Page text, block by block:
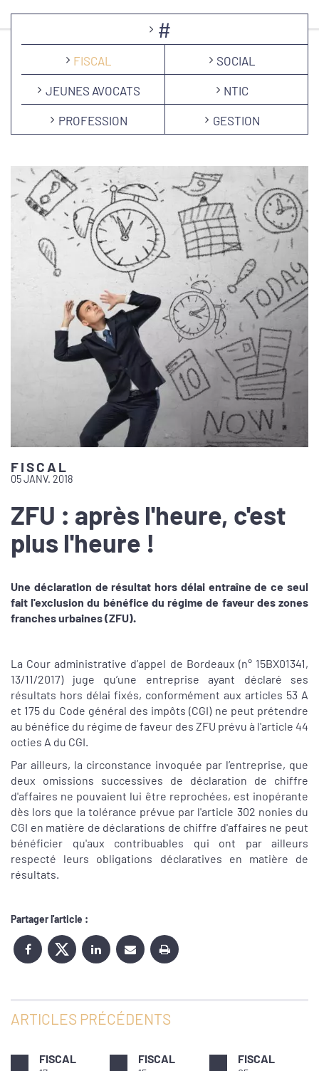
#
FISCAL SOCIAL
JEUNES AVOCATS NTIC
PROFESSION GESTION
FISCAL
05 JANV. 2018
ZFU : après l'heure, c'est
plus l'heure !
Une déclaration de résultat hors délai entraîne de ce seul
fait l'exclusion du bénéfice du régime de faveur des zones
franches urbaines (ZFU).
La Cour administrative d’appel de Bordeaux (n° 15BX01341,
13/11/2017) juge qu’une entreprise ayant déclaré ses
résultats hors délai fixés, conformément aux articles 53 A
et 175 du Code général des impôts (CGI) ne peut prétendre
au bénéfice du régime de faveur des ZFU prévu à l'article 44
octies A du CGI.
Par ailleurs, la circonstance invoquée par l’entreprise, que
deux omissions successives de déclaration de chiffre
d'affaires ne pouvaient lui être reprochées, est inopérante
dès lors que la tolérance prévue par l'article 302 nonies du
CGI en matière de déclarations de chiffre d'affaires ne peut
bénéficier qu'aux contribuables qui ont par ailleurs
respecté leurs obligations déclaratives en matière de
résultats.
Partager l'article :
ARTICLES PRÉCÉDENTS
FISCAL FISCAL FISCAL